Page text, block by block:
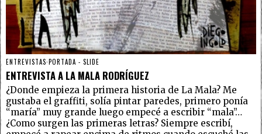
ENTREVISTAS·PORTADA - SLIDE
ENTREVISTA A LA MALA RODRÍGUEZ
¿Donde empieza la primera historia de La Mala? Me
gustaba el graffiti, solía pintar paredes, primero ponía
“maría” muy grande luego empecé a escribir “mala”…
¿Como surgen las primeras letras? Siempre escribí,